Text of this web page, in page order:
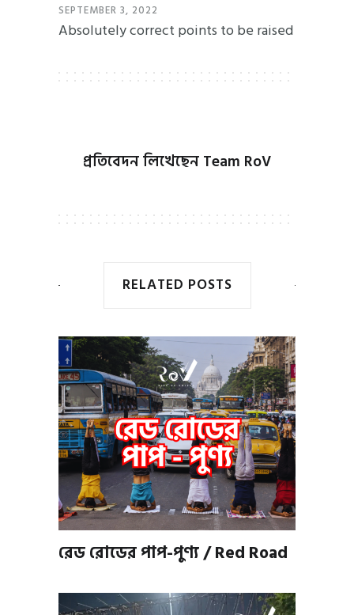
SEPTEMBER 3, 2022
Absolutely correct points to be raised
প্রতিবেদন লিখেছেনTeam RoV
RELATED POSTS
রেড রোডের পাপ-পুণ্য / Red Road